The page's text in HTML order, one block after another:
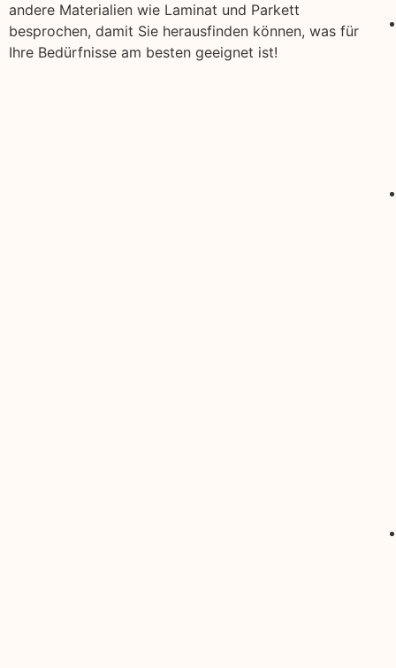
andere Materialien wie Laminat und Parkett
besprochen, damit Sie herausfinden können, was für
Ihre Bedürfnisse am besten geeignet ist!